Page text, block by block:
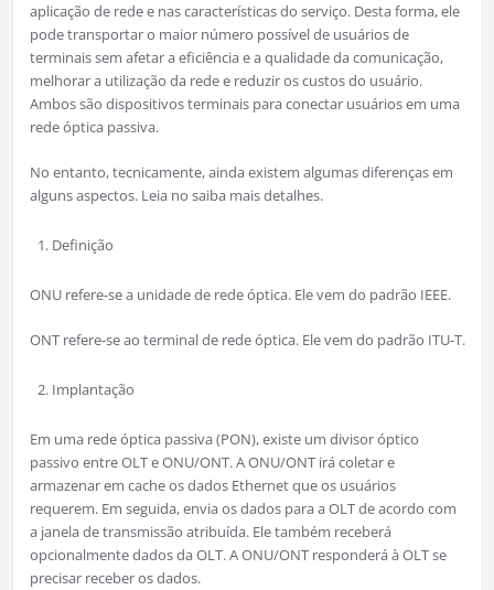
aplicação de rede e nas características do serviço. Desta forma, ele
pode transportar o maior número possível de usuários de
terminais sem afetar a eficiência e a qualidade da comunicação,
melhorar a utilização da rede e reduzir os custos do usuário.
Ambos são dispositivos terminais para conectar usuários em uma
rede óptica passiva.
No entanto, tecnicamente, ainda existem algumas diferenças em
alguns aspectos. Leia no saiba mais detalhes.
Definição
ONU refere-se a unidade de rede óptica. Ele vem do padrão IEEE.
ONT refere-se ao terminal de rede óptica. Ele vem do padrão ITU-T.
Implantação
Em uma rede óptica passiva (PON), existe um divisor óptico
passivo entre OLT e ONU/ONT. A ONU/ONT irá coletar e
armazenar em cache os dados Ethernet que os usuários
requerem. Em seguida, envia os dados para a OLT de acordo com
a janela de transmissão atribuída. Ele também receberá
opcionalmente dados da OLT. A ONU/ONT responderá à OLT se
precisar receber os dados.